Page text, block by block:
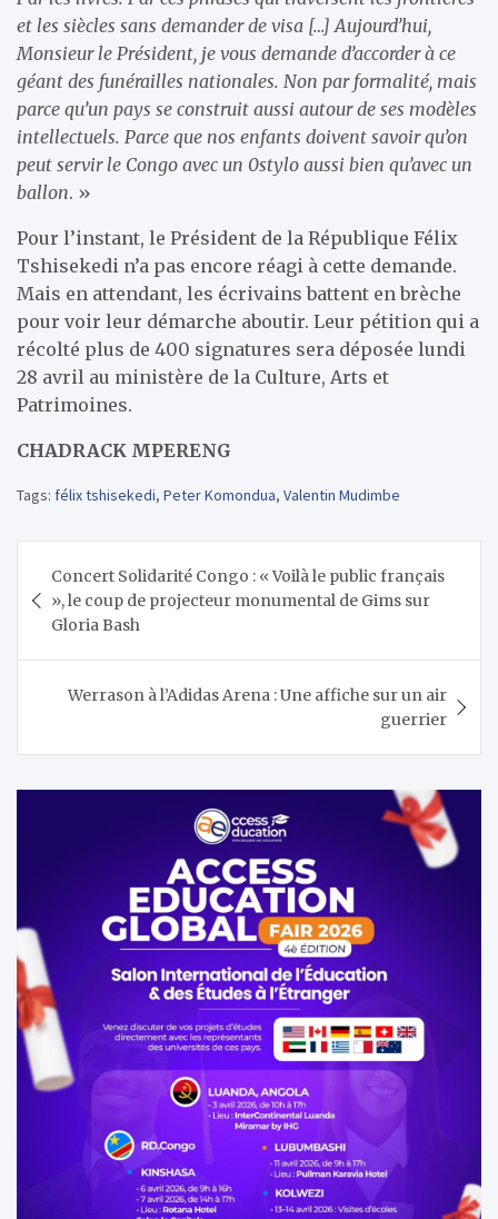
et les siècles sans demander de visa […] Aujourd’hui,
Monsieur le Président, je vous demande d’accorder à ce
géant des funérailles nationales. Non par formalité, mais
parce qu’un pays se construit aussi autour de ses modèles
intellectuels. Parce que nos enfants doivent savoir qu’on
peut servir le Congo avec un 0stylo aussi bien qu’avec un
ballon. »
Pour l’instant, le Président de la République Félix
Tshisekedi n’a pas encore réagi à cette demande.
Mais en attendant, les écrivains battent en brèche
pour voir leur démarche aboutir. Leur pétition qui a
récolté plus de 400 signatures sera déposée lundi
28 avril au ministère de la Culture, Arts et
Patrimoines.
CHADRACK MPERENG
Tags: félix tshisekedi, Peter Komondua, Valentin Mudimbe
de
l’article
Concert Solidarité Congo : « Voilà le public français
», le coup de projecteur monumental de Gims sur
Gloria Bash
Werrason à l’Adidas Arena : Une affiche sur un air
guerrier